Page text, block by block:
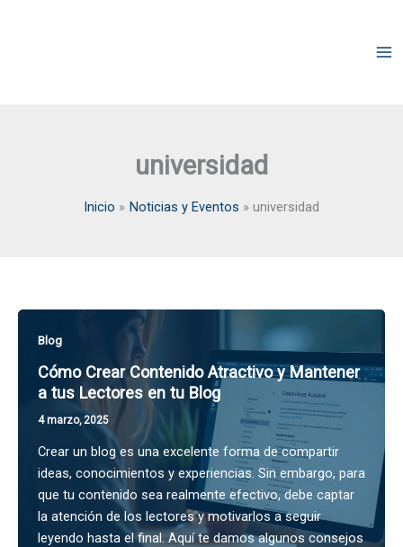
universidad
Inicio Noticias y Eventos universidad
Blog
Cómo Crear Contenido Atractivo y Mantener
a tus Lectores en tu Blog
4 marzo, 2025
Crear un blog es una excelente forma de compartir
ideas, conocimientos y experiencias. Sin embargo, para
que tu contenido sea realmente efectivo, debe captar
la atención de los lectores y motivarlos a seguir
leyendo hasta el final. Aquí te damos algunos consejos